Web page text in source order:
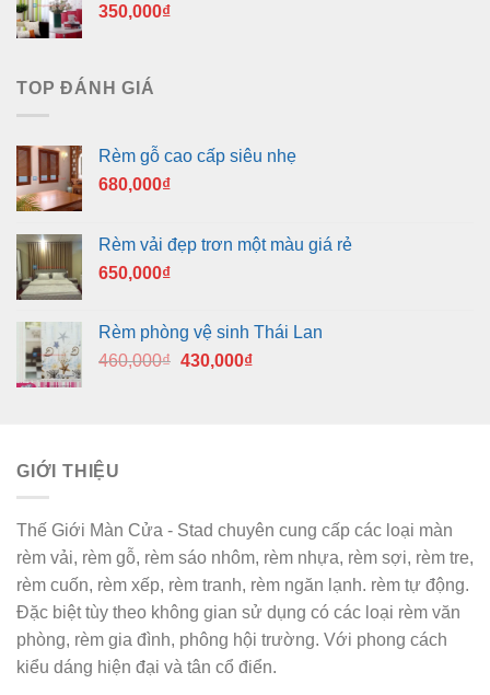
350,000₫
TOP ĐÁNH GIÁ
Rèm gỗ cao cấp siêu nhẹ
680,000₫
Rèm vải đẹp trơn một màu giá rẻ
650,000₫
Rèm phòng vệ sinh Thái Lan
460,000₫ Giá
430,000₫Giá
GIỚI THIỆU
Thế Giới Màn Cửa - Stad chuyên cung cấp các loại màn
rèm vải, rèm gỗ, rèm sáo nhôm, rèm nhựa, rèm sợi, rèm tre,
rèm cuốn, rèm xếp, rèm tranh, rèm ngăn lạnh. rèm tự động.
Đặc biệt tùy theo không gian sử dụng có các loại rèm văn
phòng, rèm gia đình, phông hội trường. Với phong cách
kiểu dáng hiện đại và tân cổ điển.